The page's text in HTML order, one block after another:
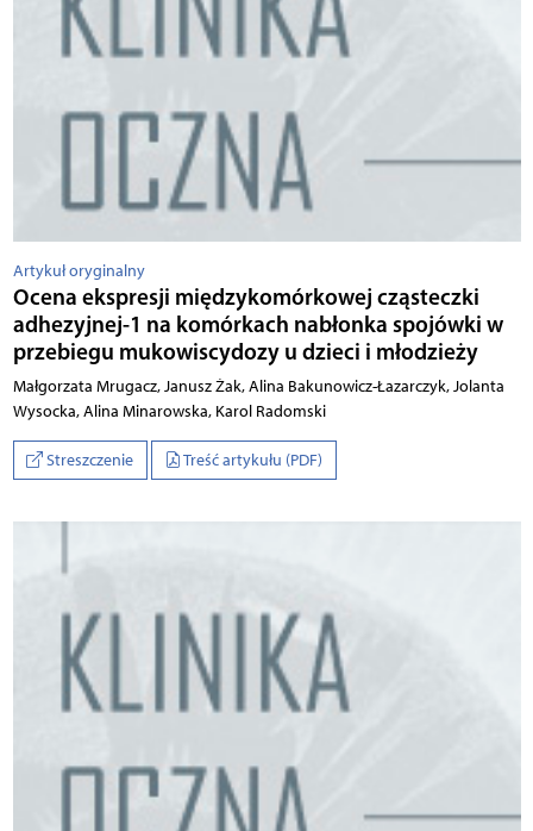
Artykuł oryginalny
Ocena ekspresji międzykomórkowej cząsteczki
adhezyjnej-1 na komórkach nabłonka spojówki w
przebiegu mukowiscydozy u dzieci i młodzieży
Małgorzata Mrugacz, Janusz Żak, Alina Bakunowicz-Łazarczyk, Jolanta
Wysocka, Alina Minarowska, Karol Radomski
Streszczenie Treść artykułu (PDF)